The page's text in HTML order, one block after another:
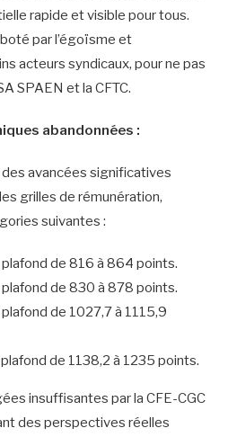
rapide et visible pour tous.
par l’égoïsme et
acteurs syndicaux, pour ne pas
SPAEN et la CFTC.
abandonnées :
avancées significatives
grilles de rémunération,
suivantes :
plafond de 816 à 864 points.
plafond de 830 à 878 points.
de 1027,7 à 1115,9
de 1138,2 à 1235 points.
insuffisantes par la CFE-CGC
des perspectives réelles